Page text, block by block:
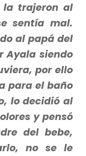
la trajeron al
sentía mal.
al papá del
Ayala siendo
por ello
para el baño
lo decidió al
y pensó
del bebe,
no se le